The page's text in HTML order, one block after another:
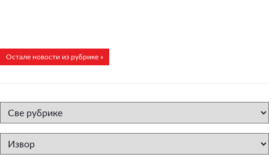
Остале новости из рубрике »